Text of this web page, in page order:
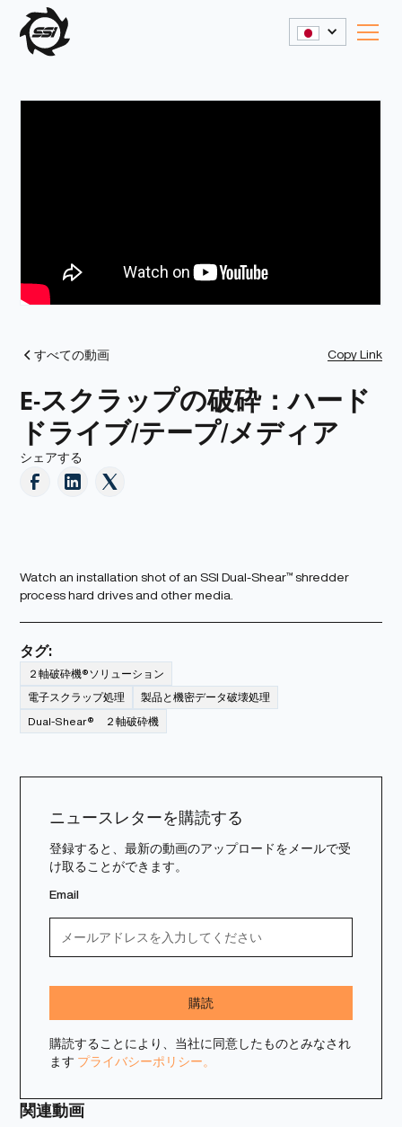
すべての動画 Copy Link
E-スクラップの破砕：ハード
ドライブ/テープ/メディア
シェアする
Watch an installation shot of an SSI Dual-Shear™ shredder
process hard drives and other media.
タグ:
２軸破砕機®ソリューション
電子スクラップ処理 製品と機密データ破壊処理
Dual-Shear® ２軸破砕機
ニュースレターを購読する
登録すると、最新の動画のアップロードをメールで受
け取ることができます。
Email
購読することにより、当社に同意したものとみなされ
ます プライバシーポリシー。
関連動画